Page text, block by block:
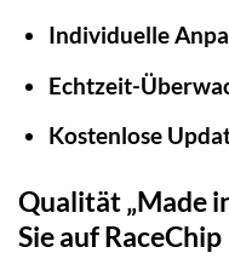
Individuelle
Echtzeit-
Kostenlose
Qualität „Made
Sie auf RaceChip